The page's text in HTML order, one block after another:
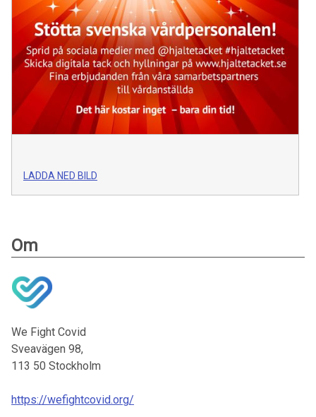
LADDA NED BILD
Om
We Fight Covid
Sveavägen 98,
113 50 Stockholm
https://wefightcovid.org/